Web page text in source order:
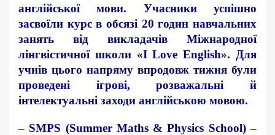
англійської мови. Учасники успішно
засвоїли курс в обсязі 20 годин навчальних
занять від викладачів Міжнародної
лінгвістичної школи «I Love English». Для
учнів цього напряму впродовж тижня були
проведені ігрові, розважальні й
інтелектуальні заходи англійською мовою.
– SMPS (Summer Maths & Physics School)–